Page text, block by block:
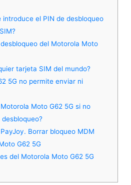
introduce el PIN de desbloqueo
del Motorola Moto
tarjeta SIM del mundo?
5G no permite enviar ni
Moto G62 5G si no
Borrar bloqueo MDM
G62 5G
del Motorola Moto G62 5G